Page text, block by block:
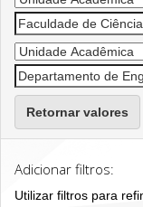
Retornar valores
Adicionar filtros:
Utilizar filtros para